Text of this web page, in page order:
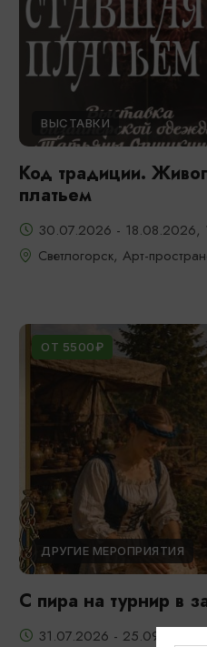
ВЫСТАВКИ
Код традиции.
платьем
30.07.2026 - 18.08.2026,
Светлогорск, Арт-
ОТ 5500₽
ДРУГИЕ МЕРОПРИЯТИЯ
С пира на турнир в
31.07.2026 - 25.09.2026,